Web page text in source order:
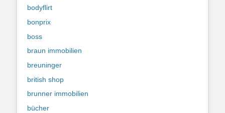
bodyflirt
bonprix
boss
braun immobilien
breuninger
british shop
brunner immobilien
bücher